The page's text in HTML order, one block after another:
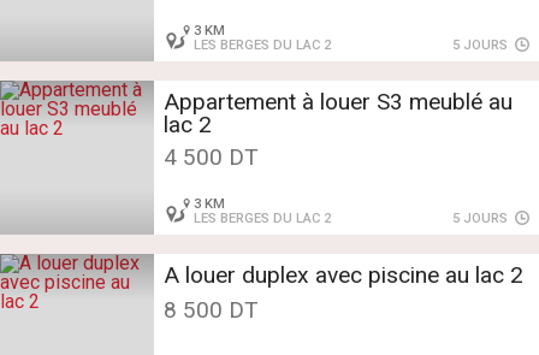
3 KM
LES BERGES DU LAC 2
5 JOURS
Appartement à louer S3 meublé au
lac 2
4 500 DT
3 KM
LES BERGES DU LAC 2
5 JOURS
A louer duplex avec piscine au lac 2
8 500 DT